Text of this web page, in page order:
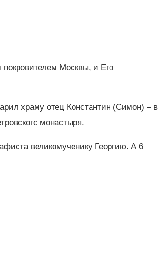
покровителем Москвы, и Его
храму отец Константин (Симон) – в
монастыря.
великомученику Георгию. А 6